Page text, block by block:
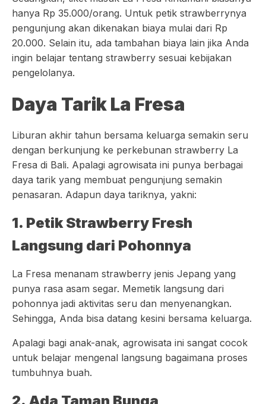
hanya Rp 35.000/orang. Untuk petik strawberrynya
pengunjung akan dikenakan biaya mulai dari Rp
20.000. Selain itu, ada tambahan biaya lain jika Anda
ingin belajar tentang strawberry sesuai kebijakan
pengelolanya.
Daya Tarik La Fresa
Liburan akhir tahun bersama keluarga semakin seru
dengan berkunjung ke perkebunan strawberry La
Fresa di Bali. Apalagi agrowisata ini punya berbagai
daya tarik yang membuat pengunjung semakin
penasaran. Adapun daya tariknya, yakni:
1. Petik Strawberry Fresh
Langsung dari Pohonnya
La Fresa menanam strawberry jenis Jepang yang
punya rasa asam segar. Memetik langsung dari
pohonnya jadi aktivitas seru dan menyenangkan.
Sehingga, Anda bisa datang kesini bersama keluarga.
Apalagi bagi anak-anak, agrowisata ini sangat cocok
untuk belajar mengenal langsung bagaimana proses
tumbuhnya buah.